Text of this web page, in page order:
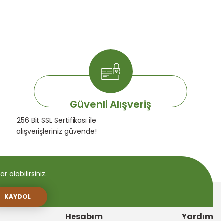
Güvenli Alışveriş
256 Bit SSL Sertifikası ile
alışverişleriniz güvende!
olabilirsiniz.
KAYDOL
Hesabım Yardım